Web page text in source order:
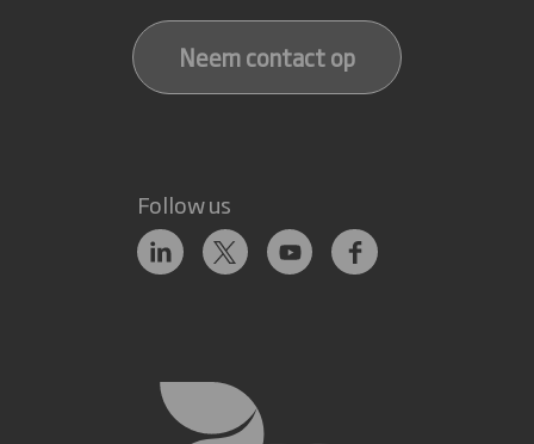
Neem contact op
Follow us